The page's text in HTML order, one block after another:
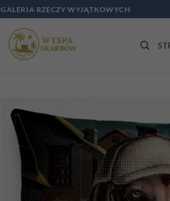
GALERIA RZECZY WYJĄTKOWYCH